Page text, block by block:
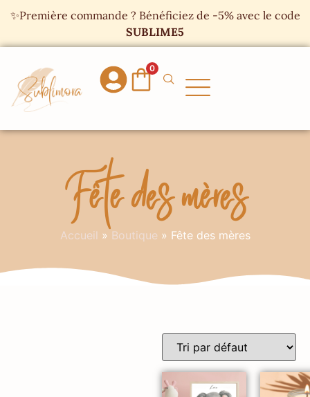
✨Première commande ? Bénéficiez de -5% avec le code
SUBLIME5
0
Fête des mères
Accueil » Boutique » Fête des mères
Panneau de gestion des cookies